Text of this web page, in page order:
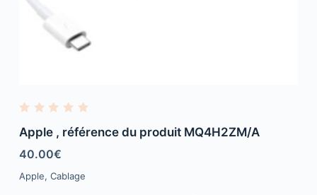
a
t
d
o
Apple , référence du produit MQ4H2ZM/A
40.00€
Apple, Cablage